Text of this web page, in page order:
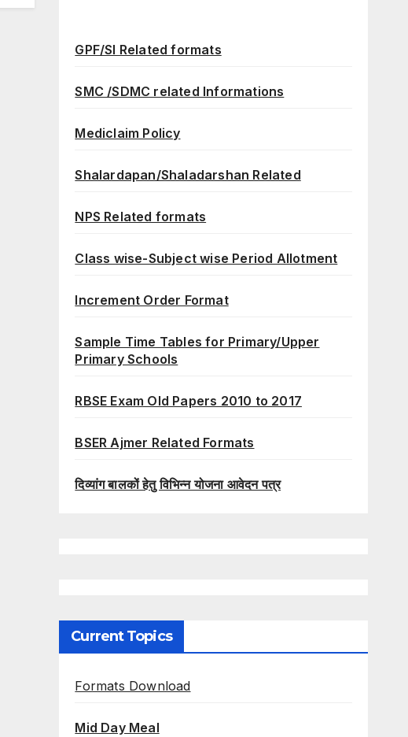
GPF/SI Related formats
SMC /SDMC related Informations
Mediclaim Policy
Shalardapan/Shaladarshan Related
NPS Related formats
Class wise-Subject wise Period Allotment
Increment Order Format
Sample Time Tables for Primary/Upper
Primary Schools
RBSE Exam Old Papers 2010 to 2017
BSER Ajmer Related Formats
दिव्यांग बालकों हेतु विभिन्न योजना आवेदन पत्र
Current Topics
Formats Download
Mid Day Meal